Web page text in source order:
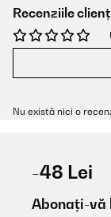
Recenziile
Nu există nici o
-48 Lei
Abonați-vă